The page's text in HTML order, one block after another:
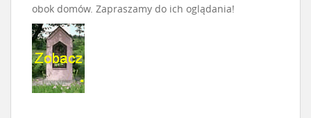
obok domów. Zapraszamy do ich oglądania!